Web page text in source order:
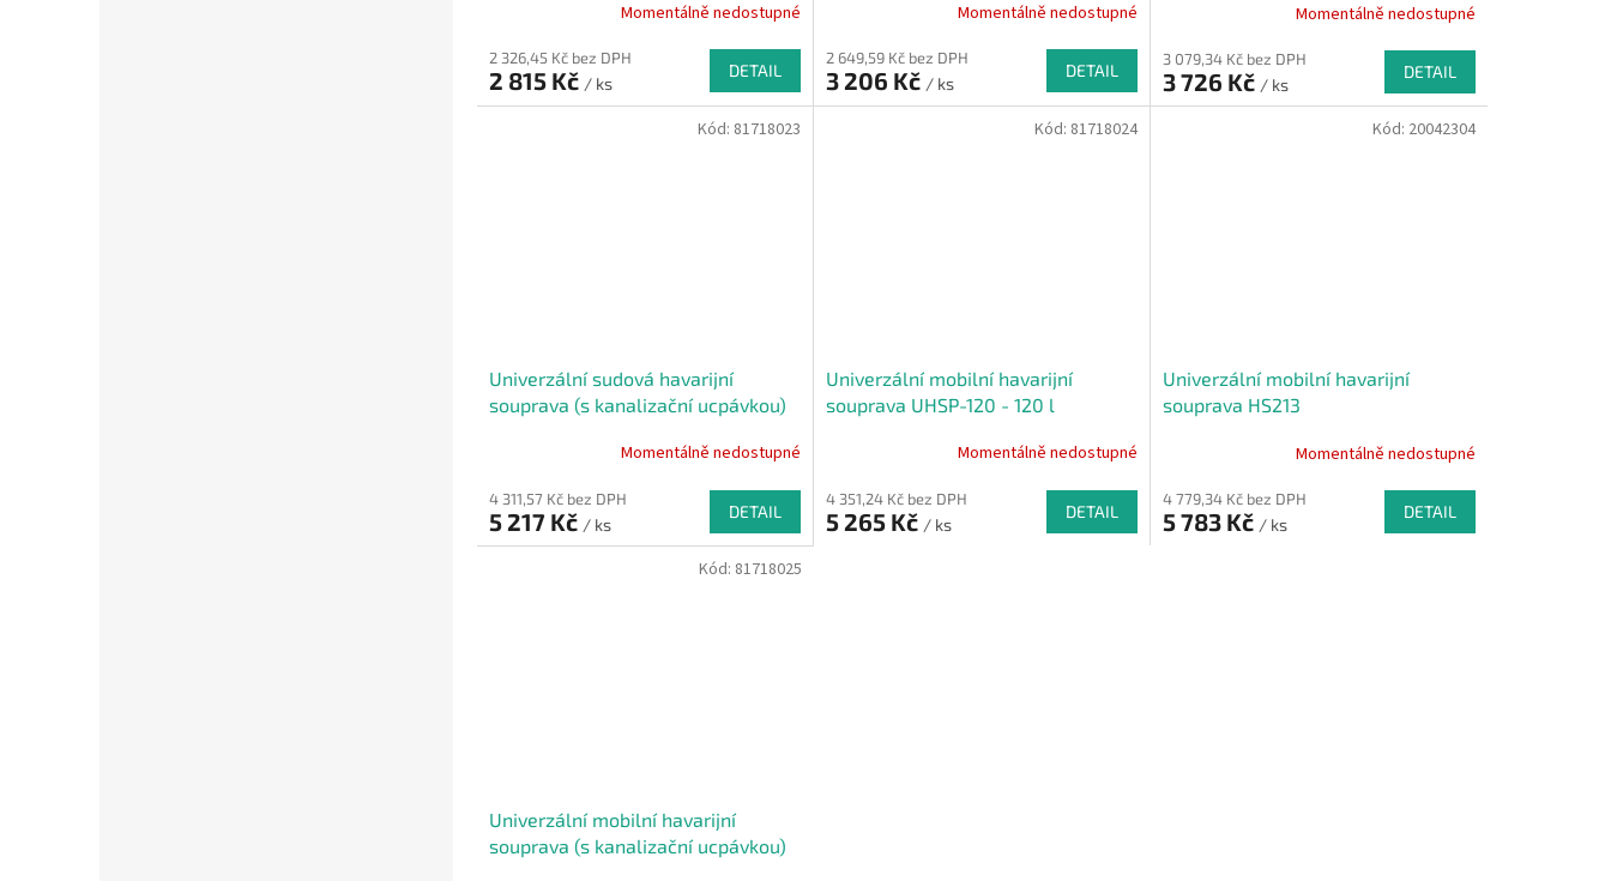
Momentálně nedostupné
2 326,45 Kč bez DPH
2 815 Kč / ks
DETAIL
Momentálně nedostupné
2 649,59 Kč bez DPH
3 206 Kč / ks
DETAIL
Momentálně nedostupné
3 079,34 Kč bez DPH
3 726 Kč / ks
DETAIL
Univerzální sudová havarijní
souprava (s kanalizační ucpávkou)
Momentálně nedostupné
4 311,57 Kč bez DPH
5 217 Kč / ks
DETAIL
Kód: 81718023
Univerzální mobilní havarijní
souprava UHSP-120 - 120 l
Momentálně nedostupné
4 351,24 Kč bez DPH
5 265 Kč / ks
DETAIL
Kód: 81718024
Univerzální mobilní havarijní
souprava HS213
Momentálně nedostupné
4 779,34 Kč bez DPH
5 783 Kč / ks
DETAIL
Kód: 20042304
Univerzální mobilní havarijní
souprava (s kanalizační ucpávkou)
Kód: 81718025